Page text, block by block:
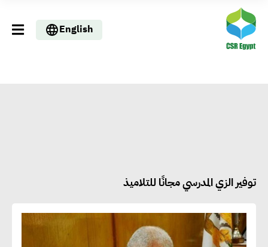
English
توفير الزي المدرسي مجانًا للتلاميذ